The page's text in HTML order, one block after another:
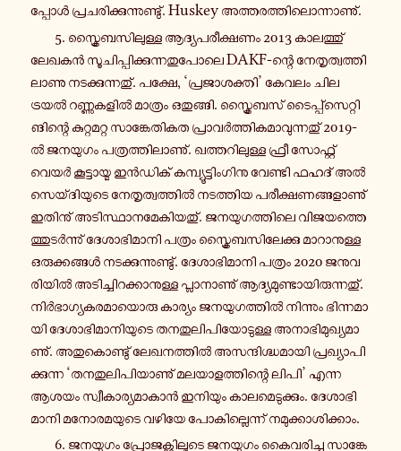
പ്പോൾ പ്ര­ച­രി­ക്കു­ന്നു­ണ്ടു്. Huskey അ­ത്ത­ര­ത്തി­ലൊ­ന്നാ­ണു്.
5. സ്ക്രൈ­ബ­സി­ലു­ള്ള ആ­ദ്യ­പ­രീ­ക്ഷ­ണം 2013 കാ­ല­ത്തു്
ലേഖകൻ സൂ­ചി­പ്പി­ക്കു­ന്ന­തു­പോ­ലെ DAKF-​ന്റെ നേ­തൃ­ത്വ­ത്തി­
ലാ­ണു ന­ട­ക്കു­ന്ന­തു്. പക്ഷേ, ‘പ്ര­ജാ­ശ­ക്തി’ കേവലം ചില
ട്രയൽ റ­ണ്ണു­ക­ളിൽ മാ­ത്രം ഒ­തു­ങ്ങി. സ്ക്രൈ­ബ­സ് ടൈ­പ്പ്സെ­റ്റി­
ങി­ന്റെ കു­റ്റ­മ­റ്റ സാ­ങ്കേ­തി­ക­ത പ്രാ­വർ­ത്തി­ക­മാ­വു­ന്ന­തു് 2019-
ൽ ജ­ന­യു­ഗം പ­ത്ര­ത്തി­ലാ­ണു്. ഖ­ത്ത­റി­ലു­ള്ള ഫ്രീ സോ­ഫ്റ്റ്
വെയർ കൂ­ട്ടാ­യ്മ ഇൻ­ഡി­ക് ക­മ്പ്യൂ­ട്ടിം­ഗി­നു വേ­ണ്ടി ഫഹദ് അൽ
സെ­യ്ദി­യു­ടെ നേ­തൃ­ത്വ­ത്തിൽ ന­ട­ത്തി­യ പ­രീ­ക്ഷ­ണ­ങ്ങ­ളാ­ണു്
ഇ­തി­നു് അ­ടി­സ്ഥാ­ന­മേ­കി­യ­തു്. ജ­ന­യു­ഗ­ത്തി­ലെ വി­ജ­യ­ത്തെ­
ത്തു­ടർ­ന്നു് ദേ­ശാ­ഭി­മാ­നി പത്രം സ്ക്രൈ­ബ­സി­ലേ­ക്കു മാ­റാ­നു­ള്ള
ഒ­രു­ക്ക­ങ്ങൾ ന­ട­ക്കു­ന്നു­ണ്ടു്. ദേ­ശാ­ഭി­മാ­നി പത്രം 2020 ജ­നു­വ­
രി­യിൽ അ­ടി­ച്ചി­റ­ക്കാ­നു­ള്ള പ്ലാ­നാ­ണു് ആ­ദ്യ­മു­ണ്ടാ­യി­രു­ന്ന­തു്.
നിർ­ഭാ­ഗ്യ­ക­ര­മാ­യൊ­രു കാ­ര്യം ജ­ന­യു­ഗ­ത്തിൽ നി­ന്നും ഭി­ന്ന­മാ­
യി ദേ­ശാ­ഭി­മാ­നി­യു­ടെ ത­ന­തു­ലി­പി­യോ­ടു­ള്ള അ­നാ­ഭി­മു­ഖ്യ­മാ­
ണു്. അ­തു­കൊ­ണ്ടു് ലേ­ഖ­ന­ത്തിൽ അ­സ­ന്ദി­ഗ്ദ്ധ­മാ­യി പ്ര­ഖ്യാ­പി­
ക്കു­ന്ന ‘ത­ന­തു­ലി­പി­യാ­ണു് മ­ല­യാ­ള­ത്തി­ന്റെ ലിപി’ എന്ന
ആശയം സ്വീ­കാ­ര്യ­മാ­കാൻ ഇ­നി­യും കാ­ല­മെ­ടു­ക്കും. ദേ­ശാ­ഭി­
മാ­നി മ­നോ­ര­മ­യു­ടെ വഴിയേ പോ­കി­ല്ലെ­ന്ന് ന­മു­ക്കാ­ശി­ക്കാം.
6. ജ­ന­യു­ഗം പ്രോ­ജ­ക്റ്റി­ലൂ­ടെ ജ­ന­യു­ഗം കൈ­വ­രി­ച്ച സാ­ങ്കേ­